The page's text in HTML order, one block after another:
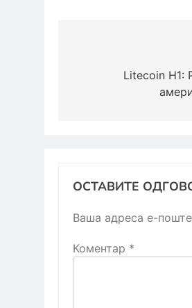
чланкаLitecoin H1:
ОСТАВИТЕ
Ваша адреса е-
Коментар *